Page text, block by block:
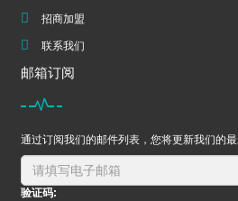
招商加盟
联系我们
邮箱订阅
通过订阅我们的邮件列表，您将更新我们的
验证码: